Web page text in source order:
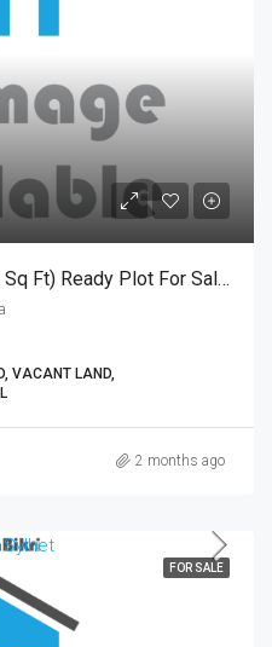
Premium 8.75 Katha (6,300 Sq Ft) Ready Plot For Sale Near Bangladesh Ordnance Factories, Gazipur | গাজীপুর অর্ডন্যান্স ফ্যাক্টরির কাছে ১৫ ফুট রাস্তাসহ ৮.৭৫ কাঠার বিশাল রেডি প্লট বিক্রয়
VACANT LAND,
2 months ago
FOR SALE